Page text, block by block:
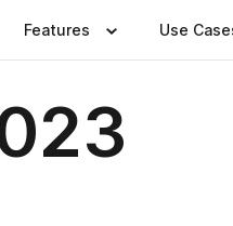
Features Use